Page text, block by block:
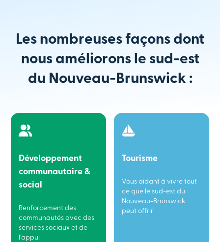
Les nombreuses façons dont
nous améliorons le sud-est
du Nouveau-Brunswick :
Développement
communautaire &
social
Renforcement des
communautés avec des
services sociaux et de
l’appui
Tourisme
Vous aidant à vivre tout
ce que le sud-est du
Nouveau-Brunswick
peut offrir